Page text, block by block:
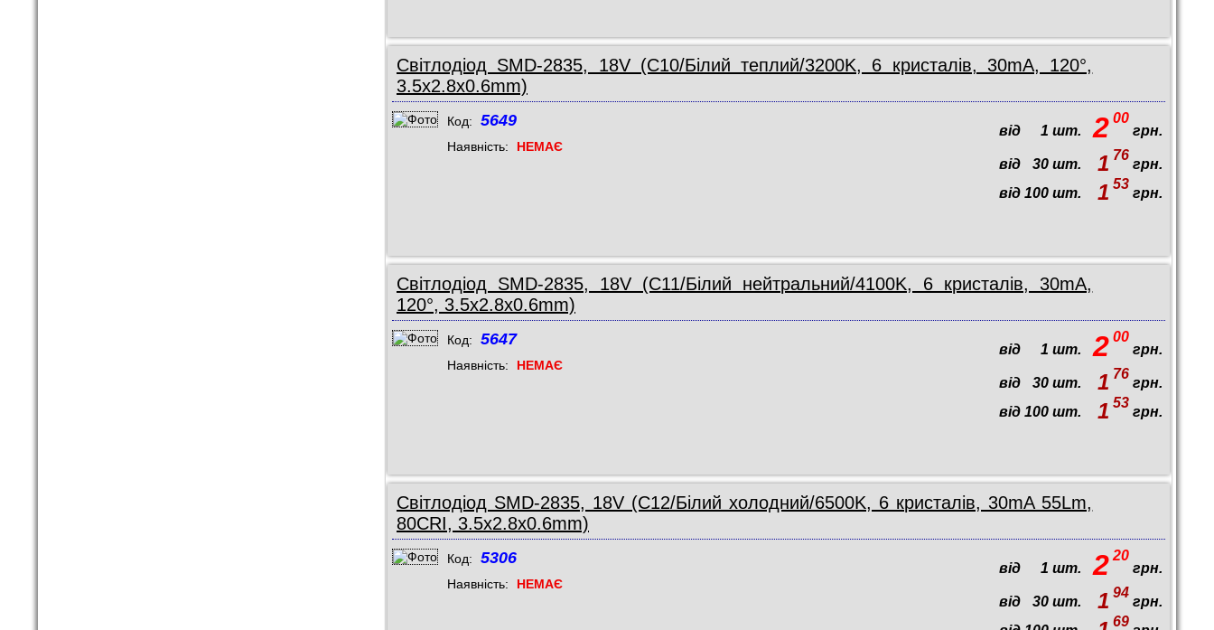
Світлодіод SMD-2835, 18V (C10/Білий теплий/3200K, 6 кристалів, 30mA, 120°,
3.5x2.8x0.6mm)
Код: 5649
Наявність: НЕМАЄ
від 1 шт. 2 00
грн.
від 30 шт. 1 76
грн.
від 100 шт. 1 53
грн.
Світлодіод SMD-2835, 18V (C11/Білий нейтральний/4100K, 6 кристалів, 30mA,
120°, 3.5x2.8x0.6mm)
Код: 5647
Наявність: НЕМАЄ
від 1 шт. 2 00
грн.
від 30 шт. 1 76
грн.
від 100 шт. 1 53
грн.
Світлодіод SMD-2835, 18V (C12/Білий холодний/6500K, 6 кристалів, 30mA 55Lm,
80CRI, 3.5x2.8x0.6mm)
Код: 5306
Наявність: НЕМАЄ
від 1 шт. 2 20
грн.
від 30 шт. 1 94
грн.
69